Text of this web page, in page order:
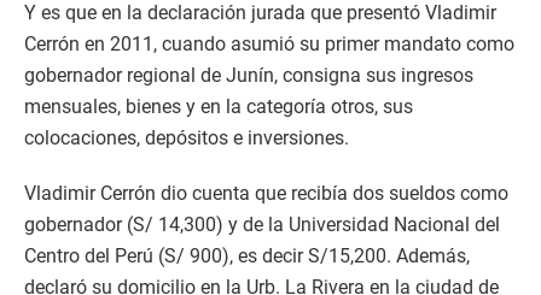
Y es que en la declaración jurada que presentó Vladimir
Cerrón en 2011, cuando asumió su primer mandato como
gobernador regional de Junín, consigna sus ingresos
mensuales, bienes y en la categoría otros, sus
colocaciones, depósitos e inversiones.
Vladimir Cerrón dio cuenta que recibía dos sueldos como
gobernador (S/ 14,300) y de la Universidad Nacional del
Centro del Perú (S/ 900), es decir S/15,200. Además,
declaró su domicilio en la Urb. La Rivera en la ciudad de